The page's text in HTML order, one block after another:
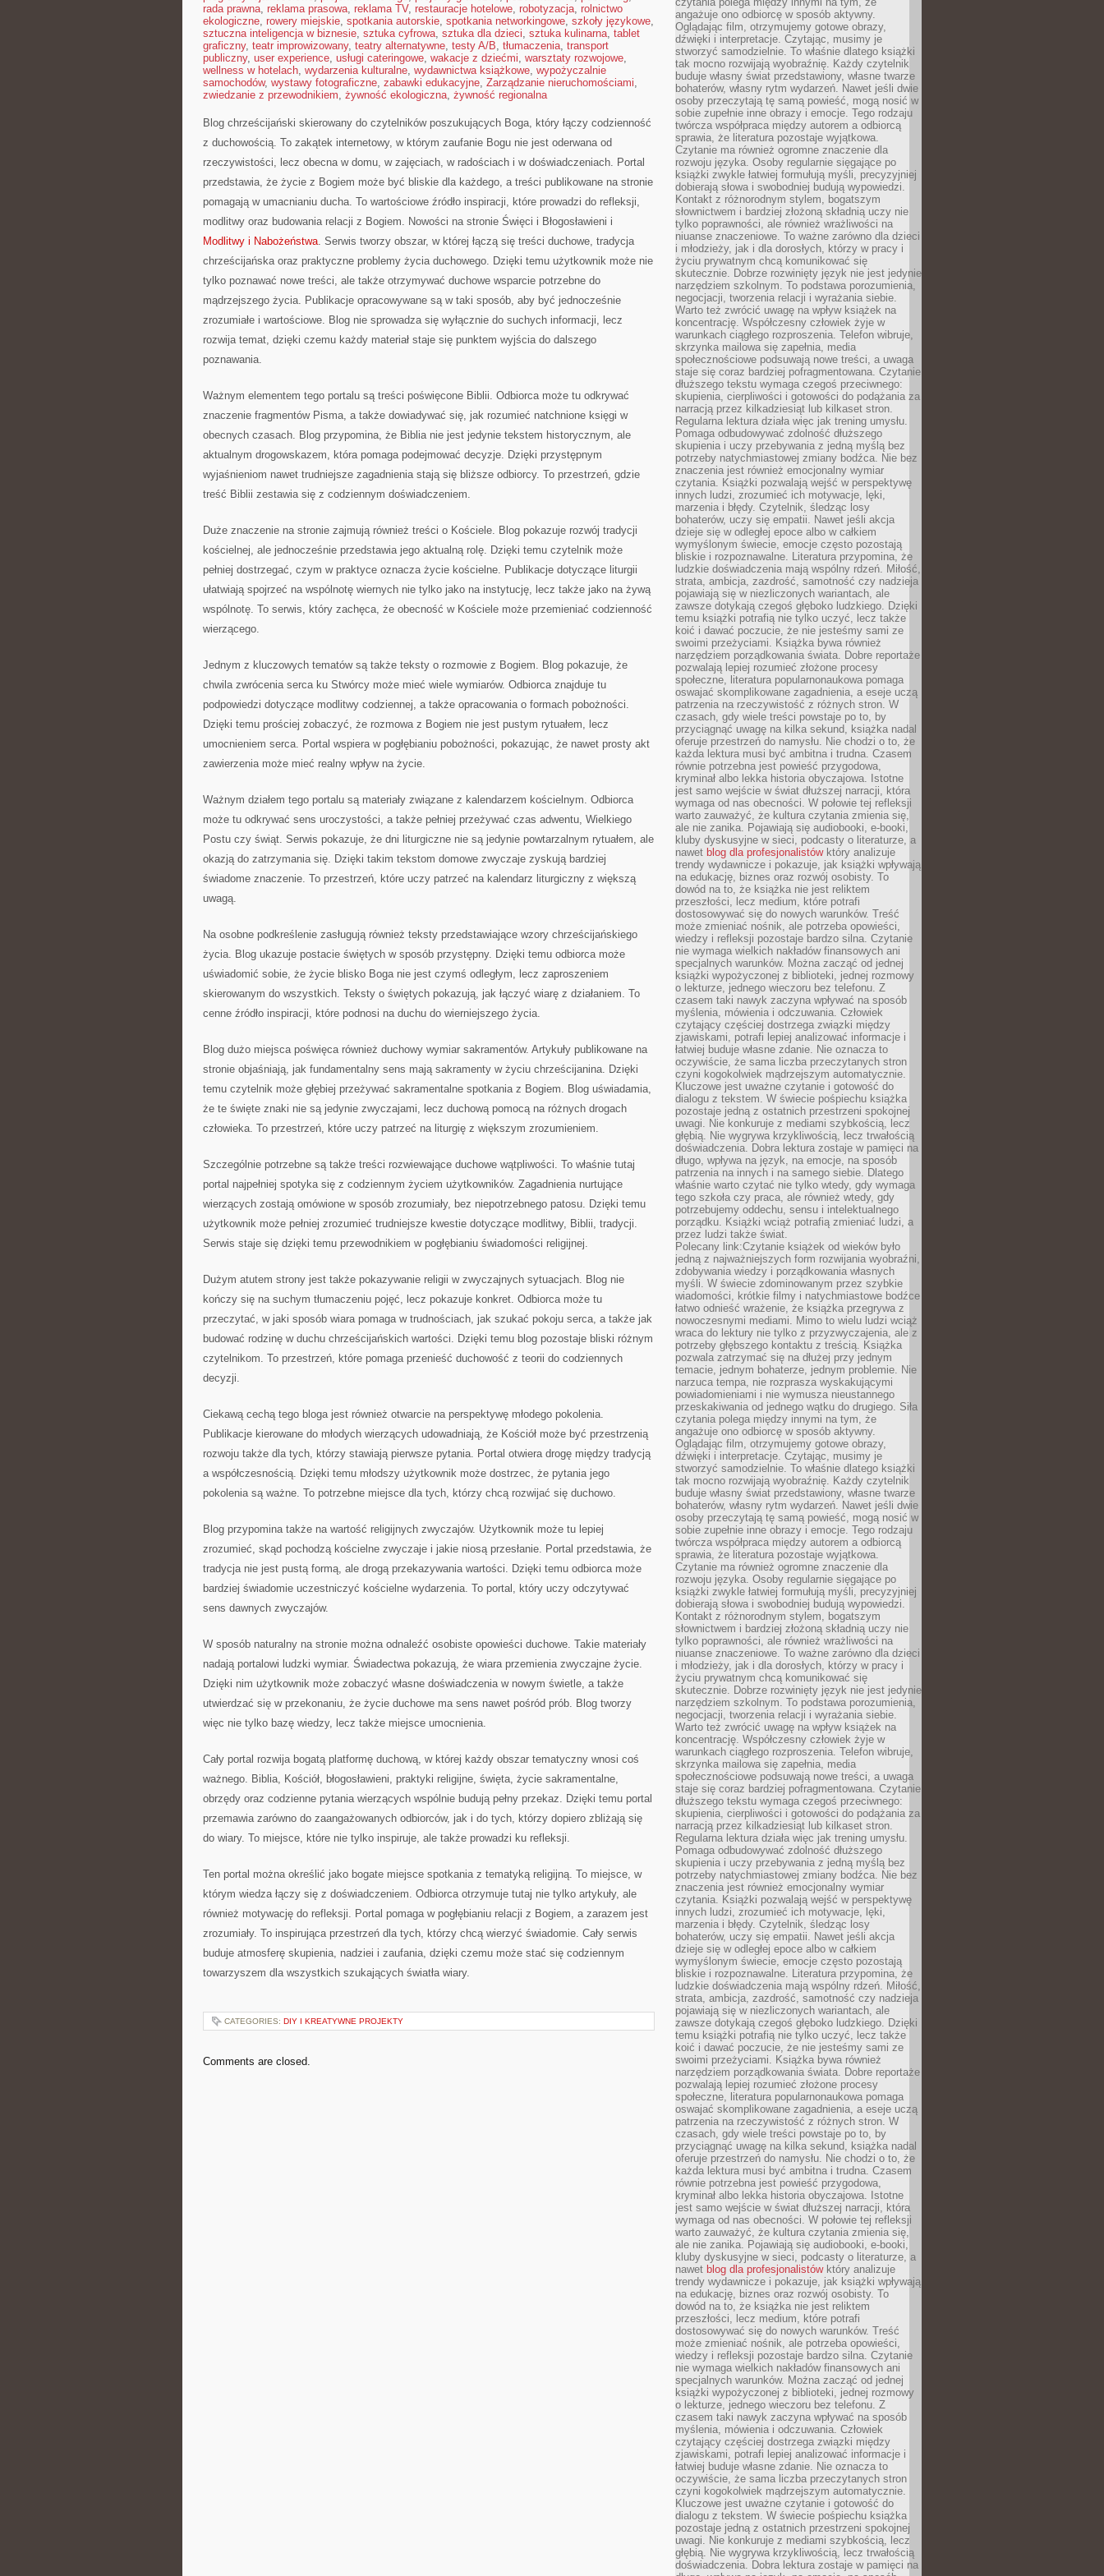
rada prawna, reklama prasowa, reklama TV, restauracje hotelowe, robotyzacja, rolnictwo
ekologiczne, rowery miejskie, spotkania autorskie, spotkania networkingowe, szkoły językowe,
sztuczna inteligencja w biznesie, sztuka cyfrowa, sztuka dla dzieci, sztuka kulinarna, tablet
graficzny, teatr improwizowany, teatry alternatywne, testy A/B, tłumaczenia, transport
publiczny, user experience, usługi cateringowe, wakacje z dziećmi, warsztaty rozwojowe,
wellness w hotelach, wydarzenia kulturalne, wydawnictwa książkowe, wypożyczalnie
samochodów, wystawy fotograficzne, zabawki edukacyjne, Zarządzanie nieruchomościami,
zwiedzanie z przewodnikiem, żywność ekologiczna, żywność regionalna
Blog chrześcijański skierowany do czytelników poszukujących Boga, który łączy codzienność
z duchowością. To zakątek internetowy, w którym zaufanie Bogu nie jest oderwana od
rzeczywistości, lecz obecna w domu, w zajęciach, w radościach i w doświadczeniach. Portal
przedstawia, że życie z Bogiem może być bliskie dla każdego, a treści publikowane na stronie
pomagają w umacnianiu ducha. To wartościowe źródło inspiracji, które prowadzi do refleksji,
modlitwy oraz budowania relacji z Bogiem. Nowości na stronie Święci i Błogosławieni i
Modlitwy i Nabożeństwa. Serwis tworzy obszar, w której łączą się treści duchowe, tradycja
chrześcijańska oraz praktyczne problemy życia duchowego. Dzięki temu użytkownik może nie
tylko poznawać nowe treści, ale także otrzymywać duchowe wsparcie potrzebne do
mądrzejszego życia. Publikacje opracowywane są w taki sposób, aby być jednocześnie
zrozumiałe i wartościowe. Blog nie sprowadza się wyłącznie do suchych informacji, lecz
rozwija temat, dzięki czemu każdy materiał staje się punktem wyjścia do dalszego
poznawania.
Ważnym elementem tego portalu są treści poświęcone Biblii. Odbiorca może tu odkrywać
znaczenie fragmentów Pisma, a także dowiadywać się, jak rozumieć natchnione księgi w
obecnych czasach. Blog przypomina, że Biblia nie jest jedynie tekstem historycznym, ale
aktualnym drogowskazem, która pomaga podejmować decyzje. Dzięki przystępnym
wyjaśnieniom nawet trudniejsze zagadnienia stają się bliższe odbiorcy. To przestrzeń, gdzie
treść Biblii zestawia się z codziennym doświadczeniem.
Duże znaczenie na stronie zajmują również treści o Kościele. Blog pokazuje rozwój tradycji
kościelnej, ale jednocześnie przedstawia jego aktualną rolę. Dzięki temu czytelnik może
pełniej dostrzegać, czym w praktyce oznacza życie kościelne. Publikacje dotyczące liturgii
ułatwiają spojrzeć na wspólnotę wiernych nie tylko jako na instytucję, lecz także jako na żywą
wspólnotę. To serwis, który zachęca, że obecność w Kościele może przemieniać codzienność
wierzącego.
Jednym z kluczowych tematów są także teksty o rozmowie z Bogiem. Blog pokazuje, że
chwila zwrócenia serca ku Stwórcy może mieć wiele wymiarów. Odbiorca znajduje tu
podpowiedzi dotyczące modlitwy codziennej, a także opracowania o formach pobożności.
Dzięki temu prościej zobaczyć, że rozmowa z Bogiem nie jest pustym rytuałem, lecz
umocnieniem serca. Portal wspiera w pogłębianiu pobożności, pokazując, że nawet prosty akt
zawierzenia może mieć realny wpływ na życie.
Ważnym działem tego portalu są materiały związane z kalendarzem kościelnym. Odbiorca
może tu odkrywać sens uroczystości, a także pełniej przeżywać czas adwentu, Wielkiego
Postu czy świąt. Serwis pokazuje, że dni liturgiczne nie są jedynie powtarzalnym rytuałem, ale
okazją do zatrzymania się. Dzięki takim tekstom domowe zwyczaje zyskują bardziej
świadome znaczenie. To przestrzeń, które uczy patrzeć na kalendarz liturgiczny z większą
uwagą.
Na osobne podkreślenie zasługują również teksty przedstawiające wzory chrześcijańskiego
życia. Blog ukazuje postacie świętych w sposób przystępny. Dzięki temu odbiorca może
uświadomić sobie, że życie blisko Boga nie jest czymś odległym, lecz zaproszeniem
skierowanym do wszystkich. Teksty o świętych pokazują, jak łączyć wiarę z działaniem. To
cenne źródło inspiracji, które podnosi na duchu do wierniejszego życia.
Blog dużo miejsca poświęca również duchowy wymiar sakramentów. Artykuły publikowane na
stronie objaśniają, jak fundamentalny sens mają sakramenty w życiu chrześcijanina. Dzięki
temu czytelnik może głębiej przeżywać sakramentalne spotkania z Bogiem. Blog uświadamia,
że te święte znaki nie są jedynie zwyczajami, lecz duchową pomocą na różnych drogach
człowieka. To przestrzeń, które uczy patrzeć na liturgię z większym zrozumieniem.
Szczególnie potrzebne są także treści rozwiewające duchowe wątpliwości. To właśnie tutaj
portal najpełniej spotyka się z codziennym życiem użytkowników. Zagadnienia nurtujące
wierzących zostają omówione w sposób zrozumiały, bez niepotrzebnego patosu. Dzięki temu
użytkownik może pełniej zrozumieć trudniejsze kwestie dotyczące modlitwy, Biblii, tradycji.
Serwis staje się dzięki temu przewodnikiem w pogłębianiu świadomości religijnej.
Dużym atutem strony jest także pokazywanie religii w zwyczajnych sytuacjach. Blog nie
kończy się na suchym tłumaczeniu pojęć, lecz pokazuje konkret. Odbiorca może tu
przeczytać, w jaki sposób wiara pomaga w trudnościach, jak szukać pokoju serca, a także jak
budować rodzinę w duchu chrześcijańskich wartości. Dzięki temu blog pozostaje bliski różnym
czytelnikom. To przestrzeń, które pomaga przenieść duchowość z teorii do codziennych
decyzji.
Ciekawą cechą tego bloga jest również otwarcie na perspektywę młodego pokolenia.
Publikacje kierowane do młodych wierzących udowadniają, że Kościół może być przestrzenią
rozwoju także dla tych, którzy stawiają pierwsze pytania. Portal otwiera drogę między tradycją
a współczesnością. Dzięki temu młodszy użytkownik może dostrzec, że pytania jego
pokolenia są ważne. To potrzebne miejsce dla tych, którzy chcą rozwijać się duchowo.
Blog przypomina także na wartość religijnych zwyczajów. Użytkownik może tu lepiej
zrozumieć, skąd pochodzą kościelne zwyczaje i jakie niosą przesłanie. Portal przedstawia, że
tradycja nie jest pustą formą, ale drogą przekazywania wartości. Dzięki temu odbiorca może
bardziej świadomie uczestniczyć kościelne wydarzenia. To portal, który uczy odczytywać
sens dawnych zwyczajów.
W sposób naturalny na stronie można odnaleźć osobiste opowieści duchowe. Takie materiały
nadają portalowi ludzki wymiar. Świadectwa pokazują, że wiara przemienia zwyczajne życie.
Dzięki nim użytkownik może zobaczyć własne doświadczenia w nowym świetle, a także
utwierdzać się w przekonaniu, że życie duchowe ma sens nawet pośród prób. Blog tworzy
więc nie tylko bazę wiedzy, lecz także miejsce umocnienia.
Cały portal rozwija bogatą platformę duchową, w której każdy obszar tematyczny wnosi coś
ważnego. Biblia, Kościół, błogosławieni, praktyki religijne, święta, życie sakramentalne,
obrzędy oraz codzienne pytania wierzących wspólnie budują pełny przekaz. Dzięki temu portal
przemawia zarówno do zaangażowanych odbiorców, jak i do tych, którzy dopiero zbliżają się
do wiary. To miejsce, które nie tylko inspiruje, ale także prowadzi ku refleksji.
Ten portal można określić jako bogate miejsce spotkania z tematyką religijną. To miejsce, w
którym wiedza łączy się z doświadczeniem. Odbiorca otrzymuje tutaj nie tylko artykuły, ale
również motywację do refleksji. Portal pomaga w pogłębianiu relacji z Bogiem, a zarazem jest
zrozumiały. To inspirująca przestrzeń dla tych, którzy chcą wierzyć świadomie. Cały serwis
buduje atmosferę skupienia, nadziei i zaufania, dzięki czemu może stać się codziennym
towarzyszem dla wszystkich szukających światła wiary.
CATEGORIES: DIY I KREATYWNE PROJEKTY
Comments are closed.
angażuje ono odbiorcę w sposób aktywny.
Oglądając film, otrzymujemy gotowe obrazy,
dźwięki i interpretacje. Czytając, musimy je
stworzyć samodzielnie. To właśnie dlatego książki
tak mocno rozwijają wyobraźnię. Każdy czytelnik
buduje własny świat przedstawiony, własne twarze
bohaterów, własny rytm wydarzeń. Nawet jeśli dwie
osoby przeczytają tę samą powieść, mogą nosić w
sobie zupełnie inne obrazy i emocje. Tego rodzaju
twórcza współpraca między autorem a odbiorcą
sprawia, że literatura pozostaje wyjątkowa.
Czytanie ma również ogromne znaczenie dla
rozwoju języka. Osoby regularnie sięgające po
książki zwykle łatwiej formułują myśli, precyzyjniej
dobierają słowa i swobodniej budują wypowiedzi.
Kontakt z różnorodnym stylem, bogatszym
słownictwem i bardziej złożoną składnią uczy nie
tylko poprawności, ale również wrażliwości na
niuanse znaczeniowe. To ważne zarówno dla dzieci
i młodzieży, jak i dla dorosłych, którzy w pracy i
życiu prywatnym chcą komunikować się
skutecznie. Dobrze rozwinięty język nie jest jedynie
narzędziem szkolnym. To podstawa porozumienia,
negocjacji, tworzenia relacji i wyrażania siebie.
Warto też zwrócić uwagę na wpływ książek na
koncentrację. Współczesny człowiek żyje w
warunkach ciągłego rozproszenia. Telefon wibruje,
skrzynka mailowa się zapełnia, media
społecznościowe podsuwają nowe treści, a uwaga
staje się coraz bardziej pofragmentowana. Czytanie
dłuższego tekstu wymaga czegoś przeciwnego:
skupienia, cierpliwości i gotowości do podążania za
narracją przez kilkadziesiąt lub kilkaset stron.
Regularna lektura działa więc jak trening umysłu.
Pomaga odbudowywać zdolność dłuższego
skupienia i uczy przebywania z jedną myślą bez
potrzeby natychmiastowej zmiany bodźca. Nie bez
znaczenia jest również emocjonalny wymiar
czytania. Książki pozwalają wejść w perspektywę
innych ludzi, zrozumieć ich motywacje, lęki,
marzenia i błędy. Czytelnik, śledząc losy
bohaterów, uczy się empatii. Nawet jeśli akcja
dzieje się w odległej epoce albo w całkiem
wymyślonym świecie, emocje często pozostają
bliskie i rozpoznawalne. Literatura przypomina, że
ludzkie doświadczenia mają wspólny rdzeń. Miłość,
strata, ambicja, zazdrość, samotność czy nadzieja
pojawiają się w niezliczonych wariantach, ale
zawsze dotykają czegoś głęboko ludzkiego. Dzięki
temu książki potrafią nie tylko uczyć, lecz także
koić i dawać poczucie, że nie jesteśmy sami ze
swoimi przeżyciami. Książka bywa również
narzędziem porządkowania świata. Dobre reportaże
pozwalają lepiej rozumieć złożone procesy
społeczne, literatura popularnonaukowa pomaga
oswajać skomplikowane zagadnienia, a eseje uczą
patrzenia na rzeczywistość z różnych stron. W
czasach, gdy wiele treści powstaje po to, by
przyciągnąć uwagę na kilka sekund, książka nadal
oferuje przestrzeń do namysłu. Nie chodzi o to, że
każda lektura musi być ambitna i trudna. Czasem
równie potrzebna jest powieść przygodowa,
kryminał albo lekka historia obyczajowa. Istotne
jest samo wejście w świat dłuższej narracji, która
wymaga od nas obecności. W połowie tej refleksji
warto zauważyć, że kultura czytania zmienia się,
ale nie zanika. Pojawiają się audiobooki, e-booki,
kluby dyskusyjne w sieci, podcasty o literaturze, a
nawet blog dla profesjonalistówktóry analizuje
trendy wydawnicze i pokazuje, jak książki wpływają
na edukację, biznes oraz rozwój osobisty. To
dowód na to, że książka nie jest reliktem
przeszłości, lecz medium, które potrafi
dostosowywać się do nowych warunków. Treść
może zmieniać nośnik, ale potrzeba opowieści,
wiedzy i refleksji pozostaje bardzo silna. Czytanie
nie wymaga wielkich nakładów finansowych ani
specjalnych warunków. Można zacząć od jednej
książki wypożyczonej z biblioteki, jednej rozmowy
o lekturze, jednego wieczoru bez telefonu. Z
czasem taki nawyk zaczyna wpływać na sposób
myślenia, mówienia i odczuwania. Człowiek
czytający częściej dostrzega związki między
zjawiskami, potrafi lepiej analizować informacje i
łatwiej buduje własne zdanie. Nie oznacza to
oczywiście, że sama liczba przeczytanych stron
czyni kogokolwiek mądrzejszym automatycznie.
Kluczowe jest uważne czytanie i gotowość do
dialogu z tekstem. W świecie pośpiechu książka
pozostaje jedną z ostatnich przestrzeni spokojnej
uwagi. Nie konkuruje z mediami szybkością, lecz
głębią. Nie wygrywa krzykliwością, lecz trwałością
doświadczenia. Dobra lektura zostaje w pamięci na
długo, wpływa na język, na emocje, na sposób
patrzenia na innych i na samego siebie. Dlatego
właśnie warto czytać nie tylko wtedy, gdy wymaga
tego szkoła czy praca, ale również wtedy, gdy
potrzebujemy oddechu, sensu i intelektualnego
porządku. Książki wciąż potrafią zmieniać ludzi, a
przez ludzi także świat.
Polecany link:Czytanie książek od wieków było
jedną z najważniejszych form rozwijania wyobraźni,
zdobywania wiedzy i porządkowania własnych
myśli. W świecie zdominowanym przez szybkie
wiadomości, krótkie filmy i natychmiastowe bodźce
łatwo odnieść wrażenie, że książka przegrywa z
nowoczesnymi mediami. Mimo to wielu ludzi wciąż
wraca do lektury nie tylko z przyzwyczajenia, ale z
potrzeby głębszego kontaktu z treścią. Książka
pozwala zatrzymać się na dłużej przy jednym
temacie, jednym bohaterze, jednym problemie. Nie
narzuca tempa, nie rozprasza wyskakującymi
powiadomieniami i nie wymusza nieustannego
przeskakiwania od jednego wątku do drugiego. Siła
czytania polega między innymi na tym, że
angażuje ono odbiorcę w sposób aktywny.
Oglądając film, otrzymujemy gotowe obrazy,
dźwięki i interpretacje. Czytając, musimy je
stworzyć samodzielnie. To właśnie dlatego książki
tak mocno rozwijają wyobraźnię. Każdy czytelnik
buduje własny świat przedstawiony, własne twarze
bohaterów, własny rytm wydarzeń. Nawet jeśli dwie
osoby przeczytają tę samą powieść, mogą nosić w
sobie zupełnie inne obrazy i emocje. Tego rodzaju
twórcza współpraca między autorem a odbiorcą
sprawia, że literatura pozostaje wyjątkowa.
Czytanie ma również ogromne znaczenie dla
rozwoju języka. Osoby regularnie sięgające po
książki zwykle łatwiej formułują myśli, precyzyjniej
dobierają słowa i swobodniej budują wypowiedzi.
Kontakt z różnorodnym stylem, bogatszym
słownictwem i bardziej złożoną składnią uczy nie
tylko poprawności, ale również wrażliwości na
niuanse znaczeniowe. To ważne zarówno dla dzieci
i młodzieży, jak i dla dorosłych, którzy w pracy i
życiu prywatnym chcą komunikować się
skutecznie. Dobrze rozwinięty język nie jest jedynie
narzędziem szkolnym. To podstawa porozumienia,
negocjacji, tworzenia relacji i wyrażania siebie.
Warto też zwrócić uwagę na wpływ książek na
koncentrację. Współczesny człowiek żyje w
warunkach ciągłego rozproszenia. Telefon wibruje,
skrzynka mailowa się zapełnia, media
społecznościowe podsuwają nowe treści, a uwaga
staje się coraz bardziej pofragmentowana. Czytanie
dłuższego tekstu wymaga czegoś przeciwnego:
skupienia, cierpliwości i gotowości do podążania za
narracją przez kilkadziesiąt lub kilkaset stron.
Regularna lektura działa więc jak trening umysłu.
Pomaga odbudowywać zdolność dłuższego
skupienia i uczy przebywania z jedną myślą bez
potrzeby natychmiastowej zmiany bodźca. Nie bez
znaczenia jest również emocjonalny wymiar
czytania. Książki pozwalają wejść w perspektywę
innych ludzi, zrozumieć ich motywacje, lęki,
marzenia i błędy. Czytelnik, śledząc losy
bohaterów, uczy się empatii. Nawet jeśli akcja
dzieje się w odległej epoce albo w całkiem
wymyślonym świecie, emocje często pozostają
bliskie i rozpoznawalne. Literatura przypomina, że
ludzkie doświadczenia mają wspólny rdzeń. Miłość,
strata, ambicja, zazdrość, samotność czy nadzieja
pojawiają się w niezliczonych wariantach, ale
zawsze dotykają czegoś głęboko ludzkiego. Dzięki
temu książki potrafią nie tylko uczyć, lecz także
koić i dawać poczucie, że nie jesteśmy sami ze
swoimi przeżyciami. Książka bywa również
narzędziem porządkowania świata. Dobre reportaże
pozwalają lepiej rozumieć złożone procesy
społeczne, literatura popularnonaukowa pomaga
oswajać skomplikowane zagadnienia, a eseje uczą
patrzenia na rzeczywistość z różnych stron. W
czasach, gdy wiele treści powstaje po to, by
przyciągnąć uwagę na kilka sekund, książka nadal
oferuje przestrzeń do namysłu. Nie chodzi o to, że
każda lektura musi być ambitna i trudna. Czasem
równie potrzebna jest powieść przygodowa,
kryminał albo lekka historia obyczajowa. Istotne
jest samo wejście w świat dłuższej narracji, która
wymaga od nas obecności. W połowie tej refleksji
warto zauważyć, że kultura czytania zmienia się,
ale nie zanika. Pojawiają się audiobooki, e-booki,
kluby dyskusyjne w sieci, podcasty o literaturze, a
nawet blog dla profesjonalistówktóry analizuje
trendy wydawnicze i pokazuje, jak książki wpływają
na edukację, biznes oraz rozwój osobisty. To
dowód na to, że książka nie jest reliktem
przeszłości, lecz medium, które potrafi
dostosowywać się do nowych warunków. Treść
może zmieniać nośnik, ale potrzeba opowieści,
wiedzy i refleksji pozostaje bardzo silna. Czytanie
nie wymaga wielkich nakładów finansowych ani
specjalnych warunków. Można zacząć od jednej
książki wypożyczonej z biblioteki, jednej rozmowy
o lekturze, jednego wieczoru bez telefonu. Z
czasem taki nawyk zaczyna wpływać na sposób
myślenia, mówienia i odczuwania. Człowiek
czytający częściej dostrzega związki między
zjawiskami, potrafi lepiej analizować informacje i
łatwiej buduje własne zdanie. Nie oznacza to
oczywiście, że sama liczba przeczytanych stron
czyni kogokolwiek mądrzejszym automatycznie.
Kluczowe jest uważne czytanie i gotowość do
dialogu z tekstem. W świecie pośpiechu książka
pozostaje jedną z ostatnich przestrzeni spokojnej
uwagi. Nie konkuruje z mediami szybkością, lecz
głębią. Nie wygrywa krzykliwością, lecz trwałością
doświadczenia. Dobra lektura zostaje w pamięci na